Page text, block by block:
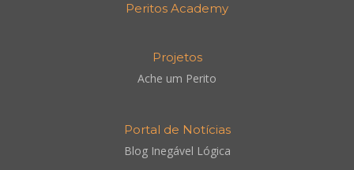
Peritos Academy
Projetos
Ache um Perito
Portal de Notícias
Blog Inegável Lógica